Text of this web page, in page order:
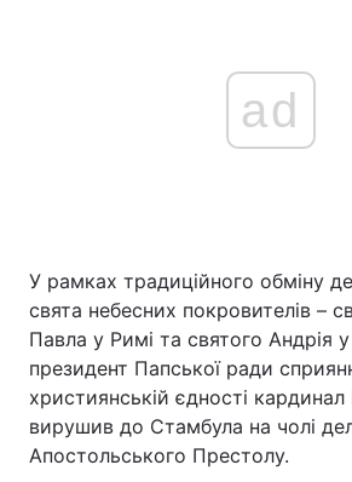
ad
У рамках традиційного обміну
свята небесних покровителів –
Павла у Римі та святого Андрія
президент Папської ради
християнській єдності кардинал
вирушив до Стамбула на чолі
Апостольського Престолу.